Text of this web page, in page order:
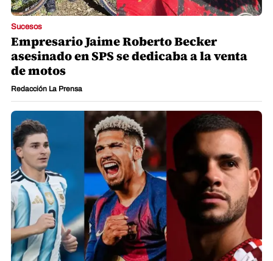
Sucesos
Empresario Jaime Roberto Becker
asesinado en SPS se dedicaba a la venta
de motos
Redacción La Prensa